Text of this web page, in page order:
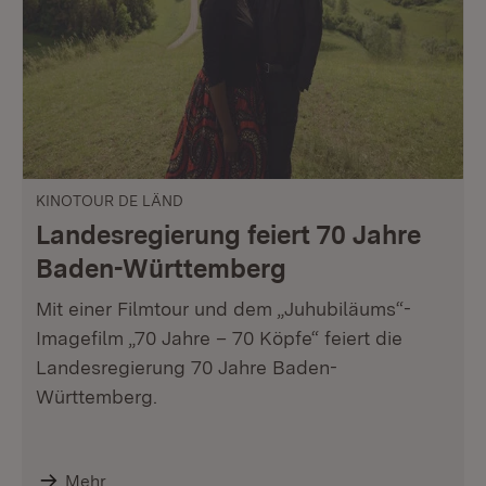
KINOTOUR DE LÄND
Landesregierung feiert 70 Jahre
Baden-Württemberg
Mit einer Filmtour und dem „Juhubiläums“-
Imagefilm „70 Jahre – 70 Köpfe“ feiert die
Landesregierung 70 Jahre Baden-
Württemberg.
Mehr